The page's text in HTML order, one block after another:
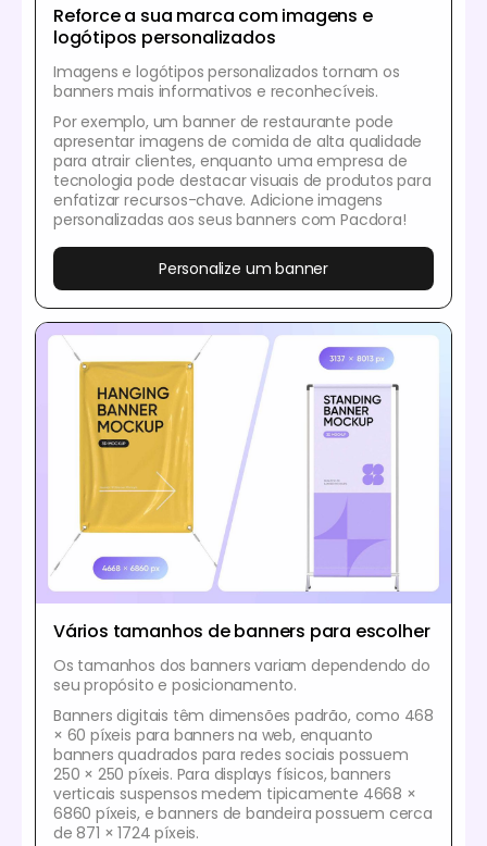
Reforce a sua marca com imagens e
logótipos personalizados
Imagens e logótipos personalizados tornam os
banners mais informativos e reconhecíveis.
Por exemplo, um banner de restaurante pode
apresentar imagens de comida de alta qualidade
para atrair clientes, enquanto uma empresa de
tecnologia pode destacar visuais de produtos para
enfatizar recursos-chave. Adicione imagens
personalizadas aos seus banners com Pacdora!
Personalize um banner
Vários tamanhos de banners para escolher
Os tamanhos dos banners variam dependendo do
seu propósito e posicionamento.
Banners digitais têm dimensões padrão, como 468
× 60 píxeis para banners na web, enquanto
banners quadrados para redes sociais possuem
250 × 250 píxeis. Para displays físicos, banners
verticais suspensos medem tipicamente 4668 ×
6860 píxeis, e banners de bandeira possuem cerca
de 871 × 1724 píxeis.